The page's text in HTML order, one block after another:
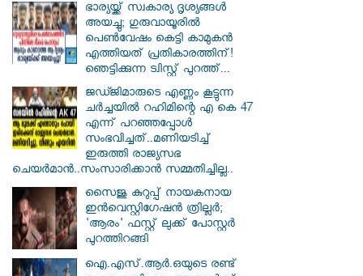
ഭാര്യയ്ക്ക് സ്വകാര്യ ദൃശ്യങ്ങൾ
അയച്ചു; ഗുരുവായൂരിൽ
പെൺവേഷം കെട്ടി കാമുകൻ
എത്തിയത് പ്രതികാരത്തിന്!
ഞെട്ടിക്കുന്ന ട്വിസ്റ്റ് പുറത്ത്...
ജഡ്ജിമാരുടെ എണ്ണം കൂട്ടുന്ന
ചർച്ചയിൽ റഹിമിന്റെ എ കെ 47
എന്ന് പറഞ്ഞപ്പോൾ
സംഭവിച്ചത്..മണിയടിച്ച്
ഇരുത്തി രാജ്യസഭ
ചെയർമാൻ..സംസാരിക്കാൻ സമ്മതിച്ചില്ല..
സൈജു കുറുപ്പ് നായകനായ
ഇൻവെസ്റ്റിഗേഷൻ ത്രില്ലർ;
'ആരം' ഫസ്റ്റ് ലുക്ക് പോസ്റ്റർ
പുറത്തിറങ്ങി
ഐ.എസ്.ആർ.ഒയുടെ രണ്ട്